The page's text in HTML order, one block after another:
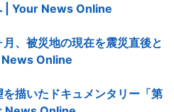
| Your News Online
、被災地の現在を震災直後と
News Online
描いたドキュメンタリー「第